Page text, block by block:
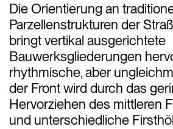
Die Orientierung an
Parzellenstrukturen der
bringt vertikal ausgerichtete
Bauwerksgliederungen
rhythmische, aber
der Front wird durch das
Hervorziehen des mittleren
und unterschiedliche